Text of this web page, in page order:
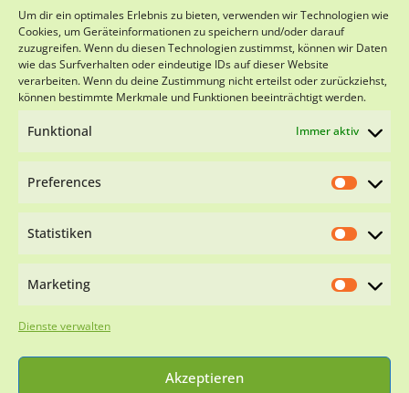
Um dir ein optimales Erlebnis zu bieten, verwenden wir Technologien wie
Cookies, um Geräteinformationen zu speichern und/oder darauf
zuzugreifen. Wenn du diesen Technologien zustimmst, können wir Daten
wie das Surfverhalten oder eindeutige IDs auf dieser Website
verarbeiten. Wenn du deine Zustimmung nicht erteilst oder zurückziehst,
können bestimmte Merkmale und Funktionen beeinträchtigt werden.
Funktional Immer aktiv
Preferences
Statistiken
Marketing
Dienste verwalten
Akzeptieren
SPENDENKONTO
Viva-Animal e.V.
Sparkasse Schwarzwald-Baar
IBAN DE18 6945 0065 0151 0501 28
BIC SOLADES1VSS
Impressum
Cookie-
Richtlinie (EU)
WIR SIND NACH §11 TIERSCHG ZERTIFIZIERT